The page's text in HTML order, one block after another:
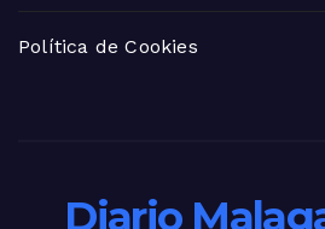
Política de Cookies
Diario